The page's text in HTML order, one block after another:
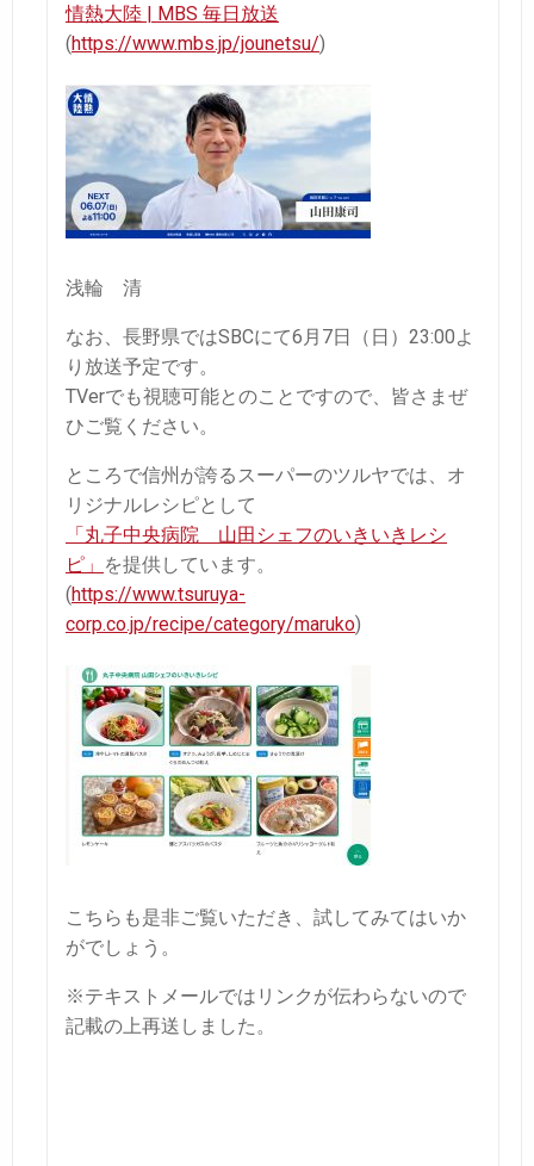
情熱大陸 | MBS 毎日放送
(https://www.mbs.jp/jounetsu/)
浅輪 清
なお、長野県ではSBCにて6月7日（日）23:00よ
り放送予定です。
TVerでも視聴可能とのことですので、皆さまぜ
ひご覧ください。
ところで信州が誇るスーパーのツルヤでは、オ
リジナルレシピとして
「丸子中央病院 山田シェフのいきいきレシ
ピ」 を提供しています。
(https://www.tsuruya-
corp.co.jp/recipe/category/maruko)
こちらも是非ご覧いただき、試してみてはいか
がでしょう。
※テキストメールではリンクが伝わらないので
記載の上再送しました。